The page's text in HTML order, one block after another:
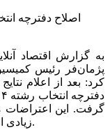
به گزارش اقتصاد
کرد: بعد از اعلام
گرفت. این اعتراضات
زیادی از نمایندگان مجلس به کمیسیون اصل ۹۰ شد.